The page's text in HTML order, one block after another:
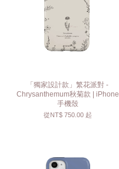
「獨家設計款」繁花派對 -
Chrysanthemum秋菊款 | iPhone
手機殼
從NT$ 750.00 起